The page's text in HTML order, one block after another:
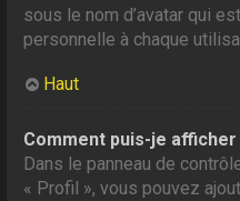
sous le nom d’avatar qui
personnelle à chaque
Haut
Comment puis-je afficher
Dans le panneau de
« Profil », vous pouvez